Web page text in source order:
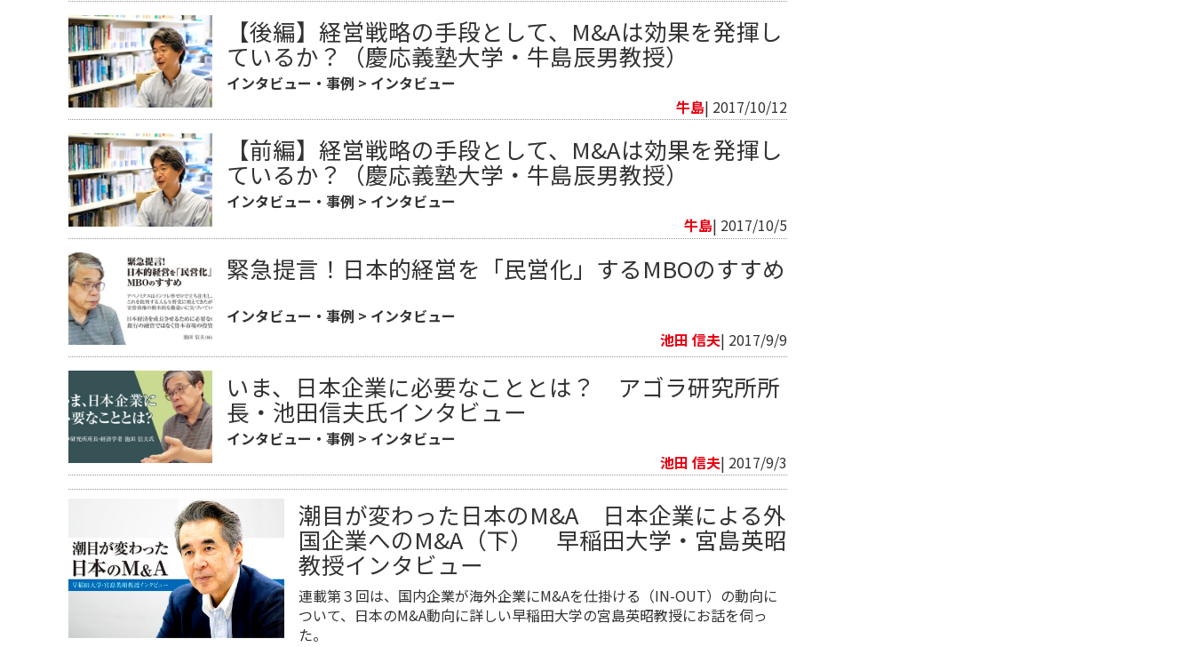
【後編】経営戦略の手段として、M&Aは効果を発揮し
ているか？（慶応義塾大学・牛島辰男教授）
インタビュー・事例 > インタビュー
牛島| 2017/10/12
【前編】経営戦略の手段として、M&Aは効果を発揮し
ているか？（慶応義塾大学・牛島辰男教授）
インタビュー・事例 > インタビュー
牛島| 2017/10/5
緊急提言！日本的経営を「民営化」するMBOのすすめ
インタビュー・事例 > インタビュー
池田 信夫| 2017/9/9
いま、日本企業に必要なこととは？ アゴラ研究所所
長・池田信夫氏インタビュー
インタビュー・事例 > インタビュー
池田 信夫| 2017/9/3
潮目が変わった日本のM&A 日本企業による外
国企業へのM&A（下） 早稲田大学・宮島英昭
教授インタビュー
連載第３回は、国内企業が海外企業にM&Aを仕掛ける（IN-OUT）の動向に
ついて、日本のM&A動向に詳しい早稲田大学の宮島英昭教授にお話を伺っ
た。